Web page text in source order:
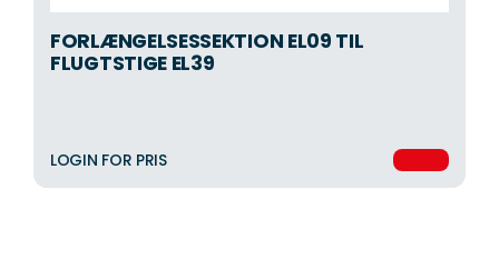
FORLÆNGELSESSEKTION EL09 TIL
FLUGTSTIGE EL39
LOGIN FOR PRIS